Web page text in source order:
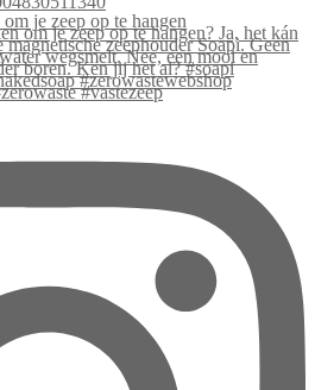
je zeep op te hangen